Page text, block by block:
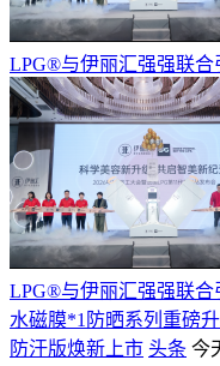
LPG®与伊丽汇强强联合
LPG®与伊丽汇强强联合
水磁膜*1防晒系列重磅
防汗版焕新上市 头条 今